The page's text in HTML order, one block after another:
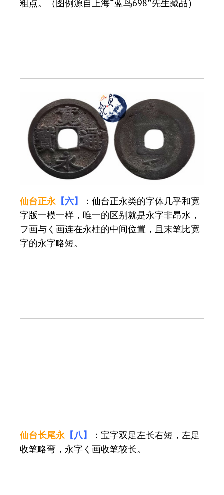
粗点。（图例源自上海“蓝鸟698”先生藏品）
仙台正永【六】
：仙台正永类的字体几乎和宽
字版一模一样，唯一的区别就是永字非昂水，
フ画与く画连在永柱的中间位置，且末笔比宽
字的永字略短。
仙台长尾永 【八】
：宝字双足左长右短，左足
收笔略弯，永字く画收笔较长。